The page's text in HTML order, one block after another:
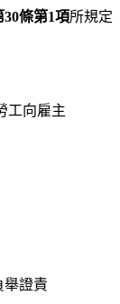
30條第1項所規定
工向雇主
舉證責